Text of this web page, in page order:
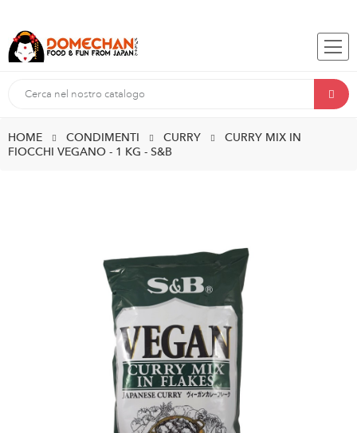
HOME CONDIMENTI CURRY
CURRY MIX IN
FIOCCHI VEGANO - 1 KG - S&B